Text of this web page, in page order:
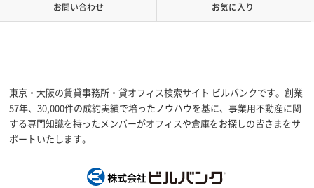
お問い合わせ お気に入り
東京・大阪の賃貸事務所・貸オフィス検索サイト ビルバンクです。創業
57年、30,000件の成約実績で培ったノウハウを基に、事業用不動産に関
する専門知識を持ったメンバーがオフィスや倉庫をお探しの皆さまをサ
ポートいたします。